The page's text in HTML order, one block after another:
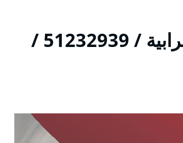
خدمة ميكانيكي سيارات الرابية / 51232939‬ /